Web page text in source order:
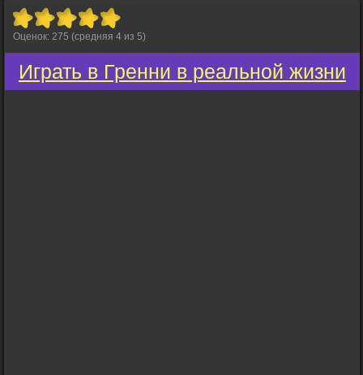
Оценок: 275 (средняя 4 из 5)
Играть в Гренни в реальной жизни